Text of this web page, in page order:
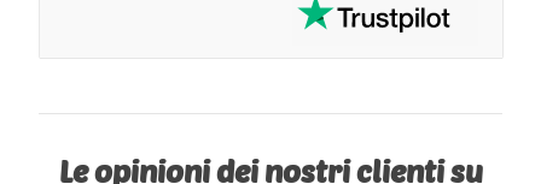
Le opinioni dei nostri clienti su